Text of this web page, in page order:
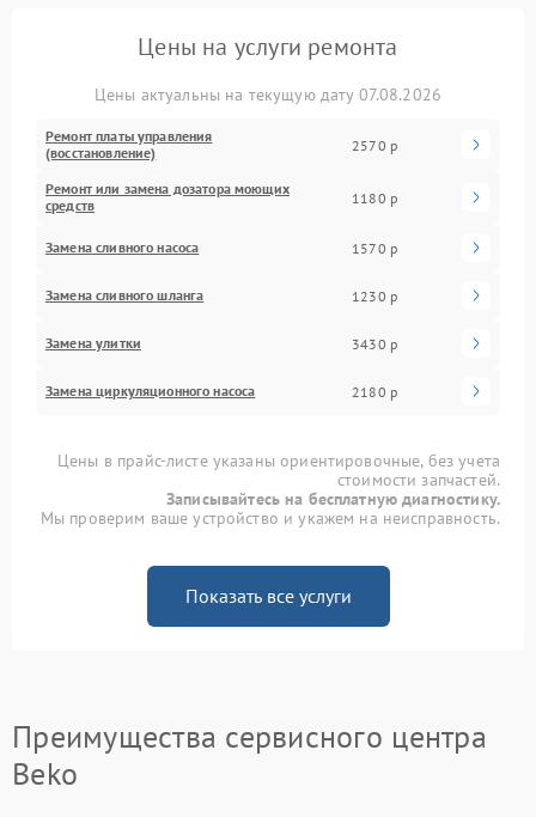
Цены на услуги ремонта
Цены актуальны на текущую дату 07.08.2026
Ремонт платы управления
(восстановление)
2570 р
Ремонт или замена дозатора моющих
средств
1180 р
Замена сливного насоса 1570 р
Замена сливного шланга 1230 р
Замена улитки 3430 р
Замена циркуляционного насоса 2180 р
Цены в прайс-листе указаны ориентировочные, без учета
стоимости запчастей.
Записывайтесь на бесплатную диагностику.
Мы проверим ваше устройство и укажем на неисправность.
Показать все услуги
Преимущества сервисного центра
Beko